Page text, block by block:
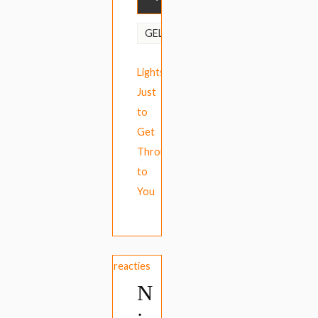
GELABELD
Lights
Just
to
Get
Through
to
You
Geen reacties
N